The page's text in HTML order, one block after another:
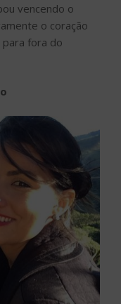
vencendo o
o coração
para fora do